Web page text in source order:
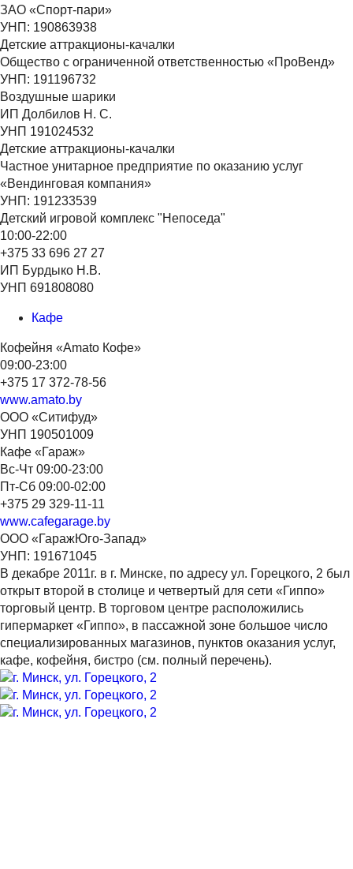
ЗАО «Спорт-пари»
УНП: 190863938
Детские аттракционы-качалки
Общество с ограниченной ответственностью «ПроВенд»
УНП: 191196732
Воздушные шарики
ИП Долбилов Н. С.
УНП 191024532
Детские аттракционы-качалки
Частное унитарное предприятие по оказанию услуг
«Вендинговая компания»
УНП: 191233539
Детский игровой комплекс "Непоседа"
10:00-22:00
+375 33 696 27 27
ИП Бурдыко Н.В.
УНП 691808080
Кафе
Кофейня «Аmato Кофе»
09:00-23:00
+375 17 372-78-56
www.amato.by
ООО «Ситифуд»
УНП 190501009
Кафе «Гараж»
Вс-Чт 09:00-23:00
Пт-Сб 09:00-02:00
+375 29 329-11-11
www.cafegarage.by
ООО «ГаражЮго-Запад»
УНП: 191671045
В декабре 2011г. в г. Минске, по адресу ул. Горецкого, 2 был
открыт второй в столице и четвертый для сети «Гиппо»
торговый центр. В торговом центре расположились
гипермаркет «Гиппо», в пассажной зоне большое число
специализированных магазинов, пунктов оказания услуг,
кафе, кофейня, бистро (см. полный перечень).